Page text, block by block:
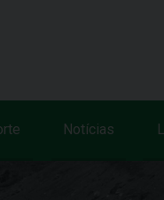
Notícias